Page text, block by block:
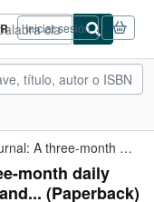
Iniciar sesión
The RESTART® Journal: A three-month daily journal to track your ...
month daily
(Paperback)